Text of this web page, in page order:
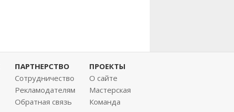
ПАРТНЕРСТВО
Сотрудничество
Рекламодателям
Обратная связь
ПРОЕКТЫ
О сайте
Мастерская
Команда